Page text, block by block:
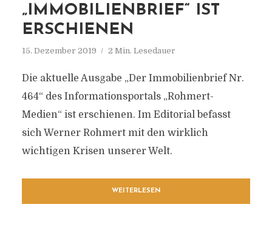
„IMMOBILIENBRIEF“ IST
ERSCHIENEN
15. Dezember 2019 2 Min. Lesedauer
Die aktuelle Ausgabe „Der Immobilienbrief Nr.
464“ des Informationsportals „Rohmert-
Medien“ ist erschienen. Im Editorial befasst
sich Werner Rohmert mit den wirklich
wichtigen Krisen unserer Welt.
WEITERLESEN